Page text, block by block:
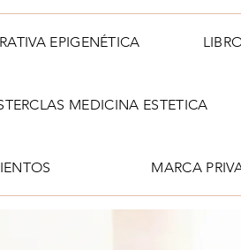
EPIGENÉTICA
MEDICINA ESTETICA
MARCA